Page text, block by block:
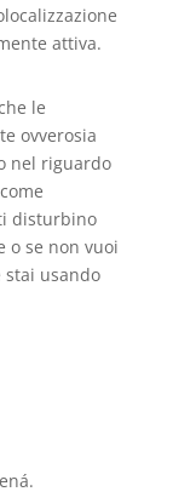
attiva.
le
ovverosia
nel riguardo
disturbino
o se non vuoi
stai usando